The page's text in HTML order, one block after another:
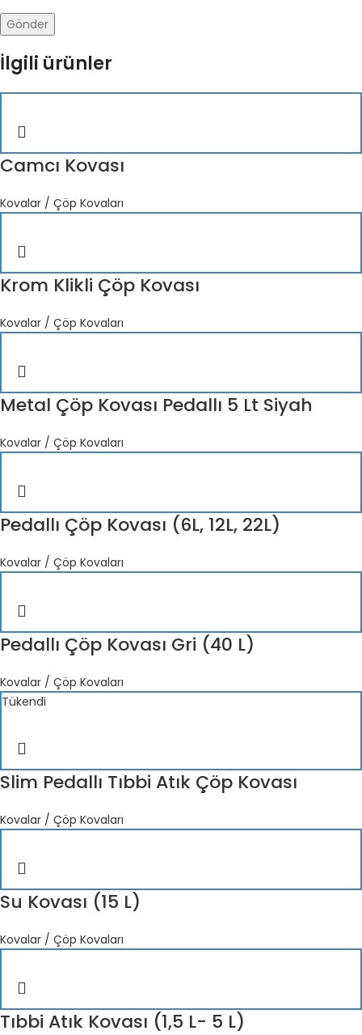
İlgili ürünler
Camcı Kovası
Kovalar / Çöp Kovaları
Krom Klikli Çöp Kovası
Kovalar / Çöp Kovaları
Metal Çöp Kovası Pedallı 5 Lt Siyah
Kovalar / Çöp Kovaları
Pedallı Çöp Kovası (6L, 12L, 22L)
Kovalar / Çöp Kovaları
Pedallı Çöp Kovası Gri (40 L)
Kovalar / Çöp Kovaları
Tükendi
Slim Pedallı Tıbbi Atık Çöp Kovası
Kovalar / Çöp Kovaları
Su Kovası (15 L)
Kovalar / Çöp Kovaları
Tıbbi Atık Kovası (1,5 L- 5 L)